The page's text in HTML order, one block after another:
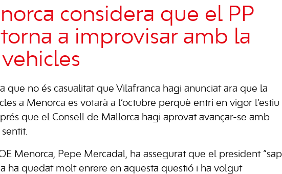
considera que el PP
a improvisar amb la
que no és casualitat que Vilafranca hagi anunciat ara que la
a Menorca es votarà a l’octubre perquè entri en vigor l’estiu
que el Consell de Mallorca hagi aprovat avançar-se amb
Menorca, Pepe Mercadal, ha assegurat que el president “sap
ha quedat molt enrere en aquesta qüestió i ha volgut